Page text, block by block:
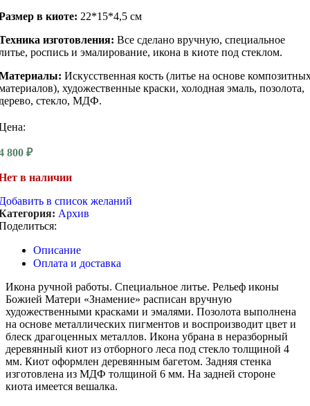
в киоте: 22*15*4,5 см
изготовления: Все сделано вручную, специальное
роспись и эмалирование, икона в киоте под стеклом.
Искусственная кость (литье на основе
художественные краски, холодная эмаль, позолота,
стекло, МДФ.
800 ₽
в наличии
в список желаний
Архив
Описание
Оплата и доставка
Икона ручной работы. Специальное литье. Рельеф иконы
Божией Матери «Знамение» расписан вручную
художественными красками и эмалями. Позолота выполнена
на основе металлических пигментов и воспроизводит цвет и
блеск драгоценных металлов. Икона убрана в неразборный
деревянный киот из отборного леса под стекло толщиной 4
мм. Киот оформлен деревянным багетом. Задняя стенка
изготовлена из МДФ толщиной 6 мм. На задней стороне
киота имеется вешалка.